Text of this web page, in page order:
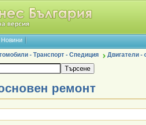
Новини
- Транспорт - Спедиция Двигатели -
ремонт